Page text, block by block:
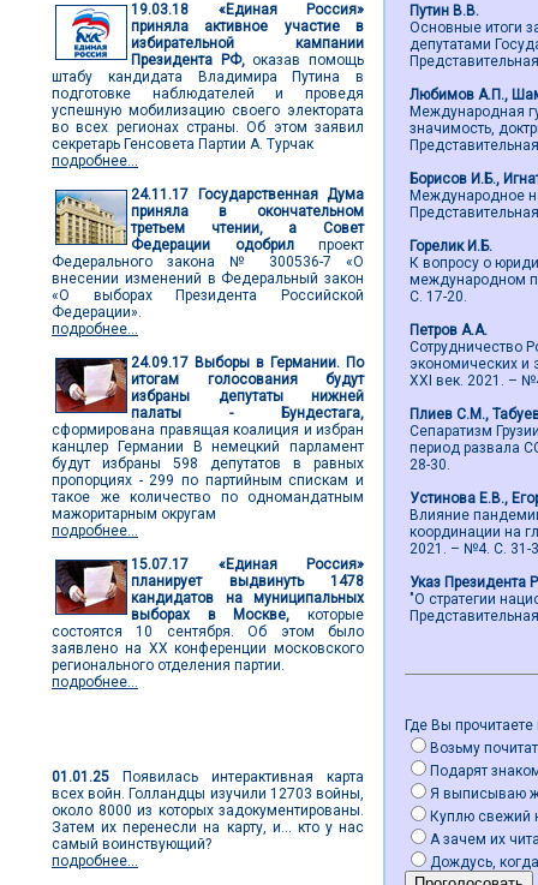
19.03.18
«Единая Россия»
приняла активное участие в
избирательной кампании
Президента РФ,оказав помощь
штабу кандидата Владимира Путина в
подготовке наблюдателей и проведя
успешную мобилизацию своего электората
во всех регионах страны. Об этом заявил
секретарь Генсовета Партии А. Турчак
подробнее...
24.11.17
Государственная Дума
приняла в окончательном
третьем чтении, а Совет
Федерации одобрил проект
Федерального закона № 300536-7 «О
внесении изменений в Федеральный закон
«О выборах Президента Российской
Федерации».
подробнее...
24.09.17 Выборы в Германии. По
итогам голосования будут
избраны депутаты нижней
палаты - Бундестага,
сформирована правящая коалиция и избран
канцлер Германии В немецкий парламент
будут избраны 598 депутатов в равных
пропорциях - 299 по партийным спискам и
такое же количество по одномандатным
мажоритарным округам
подробнее...
15.07.17
«Единая Россия»
планирует выдвинуть 1478
кандидатов на муниципальных
выборах в Москве, которые
состоятся 10 сентября. Об этом было
заявлено на ХХ конференции московского
регионального отделения партии.
подробнее...
01.01.25 Появилась интерактивная карта
всех войн. Голландцы изучили 12703 войны,
около 8000 из которых задокументированы.
Затем их перенесли на карту, и... кто у нас
самый воинствующий?
подробнее...
Путин В.В.
Основные итоги
депутатами
Любимов А.П.,
Международная
значимость,
Борисов И.Б.,
Международное
Горелик И.Б.
К вопросу о
международном
С. 17-20.
Петров А.А.
Сотрудничество
экономических и
ХХI век. 2021. –
Плиев С.М.,
Сепаратизм
период развала
28-30.
Устинова Е.В.,
Влияние
координации на
2021. – №4. С. 31-
Указ Президента
"О стратегии
Где Вы прочитаете
Возьму
Подарят
Я выписываю
Куплю свежий
А зачем их
Дождусь,